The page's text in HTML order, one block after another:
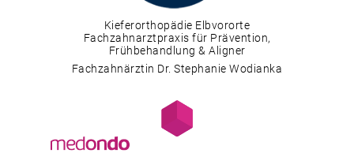
Kieferorthopädie Elbvororte
Fachzahnarztpraxis für Prävention,
Frühbehandlung & Aligner
Fachzahnärztin Dr. Stephanie Wodianka